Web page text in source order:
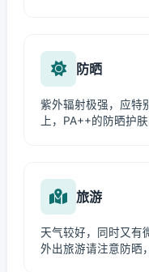
防晒
紫外辐射极强，应特
上，PA++的防晒护
旅游
天气较好，同时又有
外出旅游请注意防晒